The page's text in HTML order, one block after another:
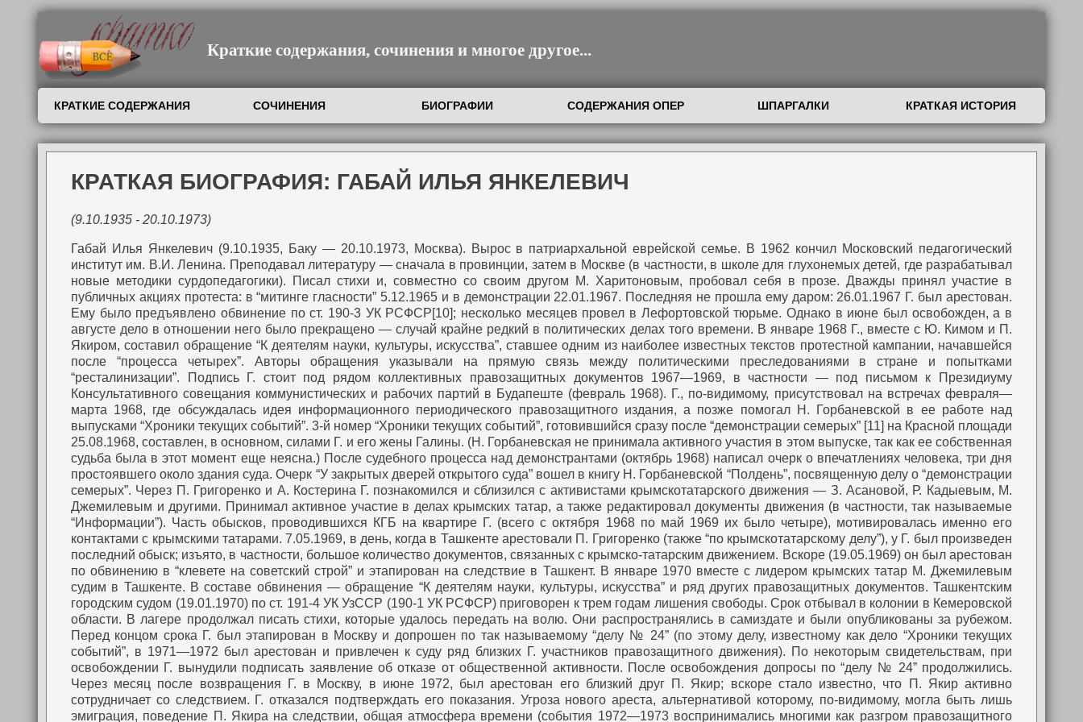
Краткие содержания, сочинения и многое другое...
КРАТКИЕ СОДЕРЖАНИЯ СОЧИНЕНИЯ БИОГРАФИИ СОДЕРЖАНИЯ ОПЕР ШПАРГАЛКИ КРАТКАЯ ИСТОРИЯ
КРАТКАЯ БИОГРАФИЯ: ГАБАЙ ИЛЬЯ ЯНКЕЛЕВИЧ
(9.10.1935 - 20.10.1973)
Габай Илья Янкелевич (9.10.1935, Баку — 20.10.1973, Москва). Вырос в патриархальной еврейской семье. В 1962 кончил Московский педагогический
институт им. В.И. Ленина. Преподавал литературу — сначала в провинции, затем в Москве (в частности, в школе для глухонемых детей, где разрабатывал
новые методики сурдопедагогики). Писал стихи и, совместно со своим другом М. Харитоновым, пробовал себя в прозе. Дважды принял участие в
публичных акциях протеста: в “митинге гласности” 5.12.1965 и в демонстрации 22.01.1967. Последняя не прошла ему даром: 26.01.1967 Г. был арестован.
Ему было предъявлено обвинение по ст. 190-3 УК РСФСР[10]; несколько месяцев провел в Лефортовской тюрьме. Однако в июне был освобожден, а в
августе дело в отношении него было прекращено — случай крайне редкий в политических делах того времени. В январе 1968 Г., вместе с Ю. Кимом и П.
Якиром, составил обращение “К деятелям науки, культуры, искусства”, ставшее одним из наиболее известных текстов протестной кампании, начавшейся
после “процесса четырех”. Авторы обращения указывали на прямую связь между политическими преследованиями в стране и попытками
“ресталинизации”. Подпись Г. стоит под рядом коллективных правозащитных документов 1967—1969, в частности — под письмом к Президиуму
Консультативного совещания коммунистических и рабочих партий в Будапеште (февраль 1968). Г., по-видимому, присутствовал на встречах февраля—
марта 1968, где обсуждалась идея информационного периодического правозащитного издания, а позже помогал Н. Горбаневской в ее работе над
выпусками “Хроники текущих событий”. 3-й номер “Хроники текущих событий”, готовившийся сразу после “демонстрации семерых” [11] на Красной площади
25.08.1968, составлен, в основном, силами Г. и его жены Галины. (Н. Горбаневская не принимала активного участия в этом выпуске, так как ее собственная
судьба была в этот момент еще неясна.)После судебного процесса над демонстрантами (октябрь 1968) написал очерк о впечатлениях человека, три дня
простоявшего около здания суда. Очерк “У закрытых дверей открытого суда” вошел в книгу Н. Горбаневской “Полдень”, посвященную делу о “демонстрации
семерых”. Через П. Григоренко и А. Костерина Г. познакомился и сблизился с активистами крымскотатарского движения — З. Асановой, Р. Кадыевым, М.
Джемилевым и другими. Принимал активное участие в делах крымских татар, а также редактировал документы движения (в частности, так называемые
“Информации”). Часть обысков, проводившихся КГБ на квартире Г. (всего с октября 1968 по май 1969 их было четыре), мотивировалась именно его
контактами с крымскими татарами. 7.05.1969, в день, когда в Ташкенте арестовали П. Григоренко (также “по крымскотатарскому делу”), у Г. был произведен
последний обыск; изъято, в частности, большое количество документов, связанных с крымско-татарским движением. Вскоре (19.05.1969) он был арестован
по обвинению в “клевете на советский строй” и этапирован на следствие в Ташкент. В январе 1970 вместе с лидером крымских татар М. Джемилевым
судим в Ташкенте. В составе обвинения — обращение “К деятелям науки, культуры, искусства” и ряд других правозащитных документов. Ташкентским
городским судом (19.01.1970) по ст. 191-4 УК УзССР (190-1 УК РСФСР) приговорен к трем годам лишения свободы. Срок отбывал в колонии в Кемеровской
области. В лагере продолжал писать стихи, которые удалось передать на волю. Они распространялись в самиздате и были опубликованы за рубежом.
Перед концом срока Г. был этапирован в Москву и допрошен по так называемому “делу № 24” (по этому делу, известному как дело “Хроники текущих
событий”, в 1971—1972 был арестован и привлечен к суду ряд близких Г. участников правозащитного движения). По некоторым свидетельствам, при
освобождении Г. вынудили подписать заявление об отказе от общественной активности. После освобождения допросы по “делу № 24” продолжились.
Через месяц после возвращения Г. в Москву, в июне 1972, был арестован его близкий друг П. Якир; вскоре стало известно, что П. Якир активно
сотрудничает со следствием. Г. отказался подтверждать его показания. Угроза нового ареста, альтернативой которому, по-видимому, могла быть лишь
эмиграция, поведение П. Якира на следствии, общая атмосфера времени (события 1972—1973 воспринимались многими как разгром правозащитного